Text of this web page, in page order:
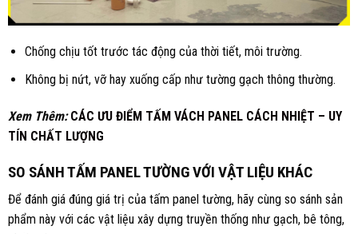
Chống chịu tốt trước tác động của thời tiết, môi trường.
Không bị nứt, vỡ hay xuống cấp như tường gạch thông thường.
Xem Thêm:CÁC ƯU ĐIỂM TẤM VÁCH PANEL CÁCH NHIỆT – UY
TÍN CHẤT LƯỢNG
SO SÁNH TẤM PANEL TƯỜNG VỚI VẬT LIỆU KHÁC
Để đánh giá đúng giá trị của tấm panel tường, hãy cùng so sánh sản
phẩm này với các vật liệu xây dựng truyền thống như gạch, bê tông,